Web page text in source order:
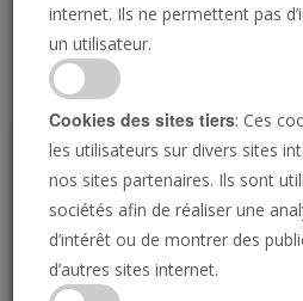
Regarder
P
internet. Ils ne permettent pas
un utilisateur.
Cookies des sites tiers: Ces
les utilisateurs sur divers sites
nos sites partenaires. Ils sont
sociétés afin de réaliser une
d’intérêt ou de montrer des
d’autres sites internet.